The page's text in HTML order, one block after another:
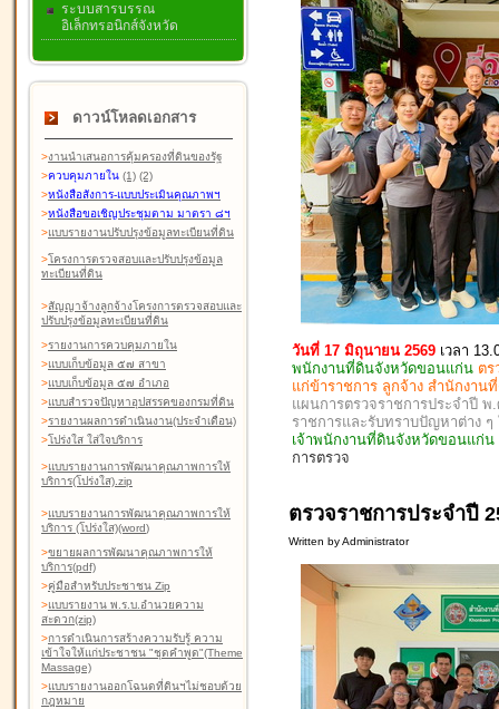
ระบบสารบรรณ
อิเล็กทรอนิกส์จังหวัด
ดาวน์โหลดเอกสาร
>งานนำเสนอการคุ้มครองที่ดินของรัฐ
>ควบคุมภายใน (1) (2)
>หนังสือสังการ-แบบประเมินคุณภาพฯ
>หนังสือขอเชิญประชุมตาม มาตรา ๘ฯ
>แบบรายงานปรับปรุงข้อมูลทะเบียนที่ดิน
>โครงการตรวจสอบและปรับปรุงข้อมูล
ทะเบียนที่ดิน
>สัญญาจ้างลูกจ้างโครงการตรวจสอบและ
ปรับปรุงข้อมูลทะเบียนที่ดิน
>รายงานการควบคุมภายใน
>แบบเก็บข้อมูล ๕๗ สาขา
>แบบเก็บข้อมูล ๕๗ อำเภอ
>แบบสำรวจปัญหาอุปสรรคของกรมที่ดิน
>รายงานผลการดำเนินงาน(ประจำเดือน)
>โปร่งใส ใส่ใจบริการ
>แบบรายงานการพัฒนาคุณภาพการให้
บริการ(โปร่งใส).zip
>แบบรายงานการพัฒนาคุณภาพการให้
บริการ (โปร่งใส)(word)
>ขยายผลการพัฒนาคุณภาพการให้
บริการ(pdf)
>คู่มือสำหรับประชาชน Zip
>แบบรายงาน พ.ร.บ.อำนวยความ
สะดวก(zip)
>การดำเนินการสร้างความรับรู้ ความ
เข้าใจให้แก่ประชาชน "ชุดคำพูด"(Theme
Massage)
>แบบรายงานออกโฉนดที่ดินฯไม่ชอบด้วย
กฎหมาย
วันที่ 17 มิถุนายน 2569 เวลา
พนักงานที่ดินจังหวัดขอนแก่น ตร
แก่ข้าราชการ ลูกจ้าง สำนักงา
แผนการตรวจราชการประจำปี พ
ราชการและรับทราบปัญหาต่าง
เจ้าพนักงานที่ดินจังหวัดขอนแก่
การตรวจ
ตรวจราชการประจำปี
Written by Administrator